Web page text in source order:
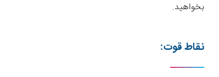
بخواهید.
نقاط قوت: